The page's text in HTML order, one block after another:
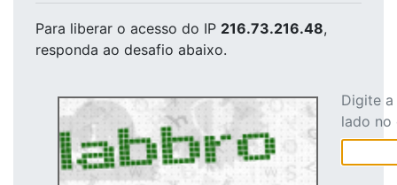
Para liberar o acesso do IP 216.73.216.48,
responda ao desafio abaixo.
Digite
lado no